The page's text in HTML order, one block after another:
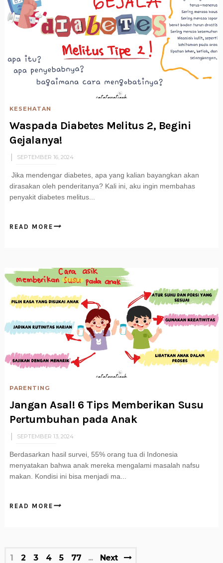
KESEHATAN
Waspada Diabetes Melitus 2, Begini
Gejalanya!
SEPTEMBER 16, 2024
Jika mendengar diabetes, apa yang kalian bayangkan akan
dirasakan oleh penderitanya? Kali ini, aku ingin membahas
penyakit diabetes melitus...
READ MORE
PARENTING
Jangan Asal! 6 Tips Memberikan Susu
Pertumbuhan pada Anak
SEPTEMBER 13, 2024
Berdasarkan hasil survei, 55% orang tua di Indonesia
menyatakan bahwa anak mereka mengalami masalah nafsu
makan. Kondisi ini bisa menjadi ma...
READ MORE
1 2 3 4 5 77 Next